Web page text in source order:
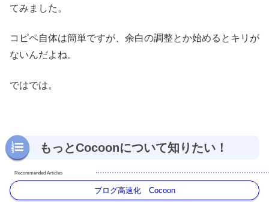
てみました。
コピペ自体は簡単ですが、余白の調整とか始めるとキリが
ないんだよね。
ではでは。
もっとCocoonについて知りたい！
ブログ高速化 Cocoon